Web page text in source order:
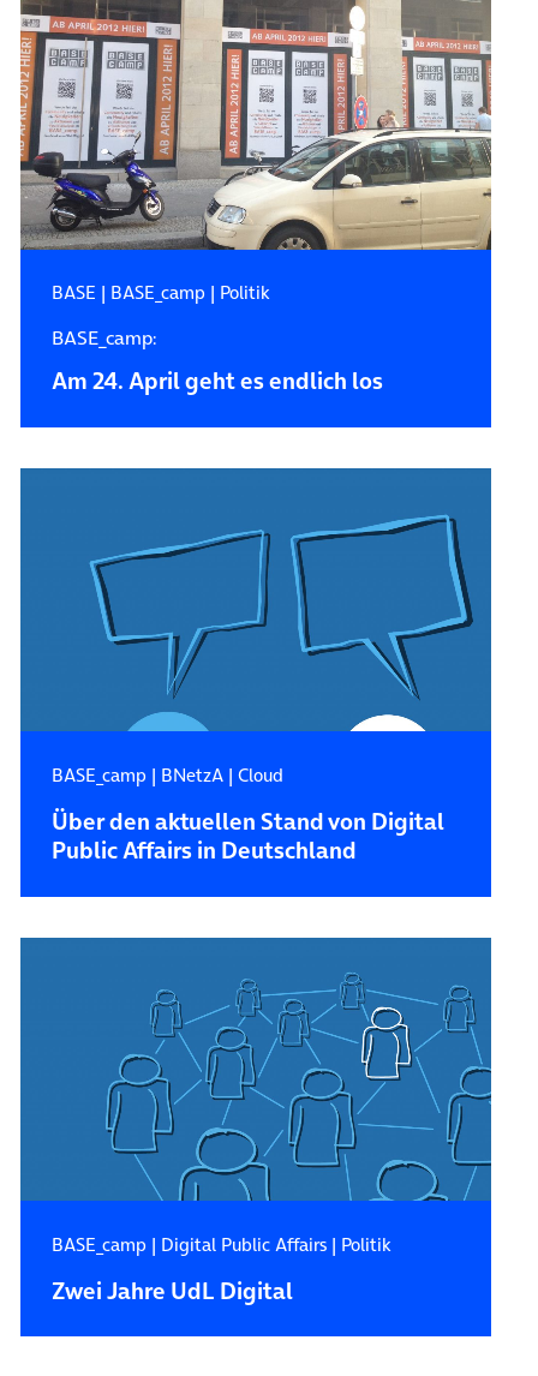
BASE | BASE_camp | Politik
BASE_camp:
Am 24. April geht es endlich los
BASE_camp | BNetzA| Cloud
Über den aktuellen Stand von Digital
Public Affairs in Deutschland
BASE_camp | Digital Public Affairs| Politik
Zwei Jahre UdL Digital